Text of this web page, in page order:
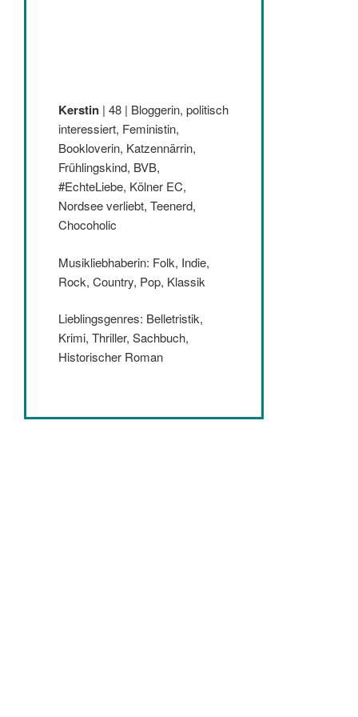
Kerstin | 48 | Bloggerin, politisch
interessiert, Feministin,
Bookloverin, Katzennärrin,
Frühlingskind, BVB,
#EchteLiebe, Kölner EC,
Nordsee verliebt, Teenerd,
Chocoholic
Musikliebhaberin: Folk, Indie,
Rock, Country, Pop, Klassik
Lieblingsgenres: Belletristik,
Krimi, Thriller, Sachbuch,
Historischer Roman